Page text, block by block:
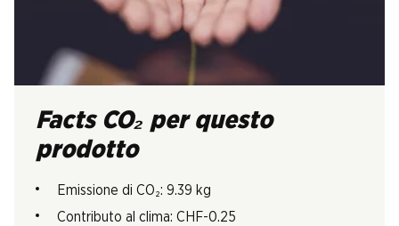
Facts CO₂ per questo
prodotto
Emissione di CO₂: 9.39 kg
Contributo al clima: CHF-0.25